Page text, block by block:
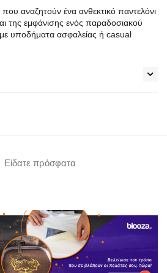
που αναζητούν ένα ανθεκτικό παντελόνι
της εμφάνισης ενός παραδοσιακού
με υποδήματα ασφαλείας ή casual
Είδατε πρόσφατα